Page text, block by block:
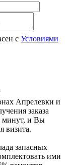
с Условиями
Апрелевки и
заказа
минут, и Вы
визита.
запасных
ими